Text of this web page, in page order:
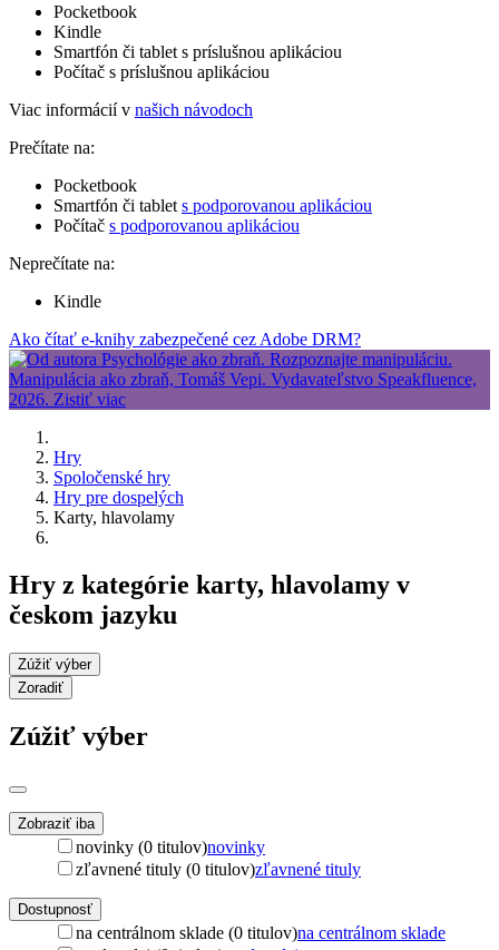
Pocketbook
Kindle
Smartfón či tablet s príslušnou aplikáciou
Počítač s príslušnou aplikáciou
Viac informácií v našich návodoch
Prečítate na:
Pocketbook
Smartfón či tablet s podporovanou aplikáciou
Počítač s podporovanou aplikáciou
Neprečítate na:
Kindle
Ako čítať e-knihy zabezpečené cez Adobe DRM?
Hry
Spoločenské hry
Hry pre dospelých
Karty, hlavolamy
Hry z kategórie karty, hlavolamy v
českom jazyku
Zúžiť výber
Zoradiť
Zúžiť výber
Zobraziť iba
novinky (0 titulov)novinky
zľavnené tituly (0 titulov)zľavnené tituly
Dostupnosť
na centrálnom sklade (0 titulov)na centrálnom sklade